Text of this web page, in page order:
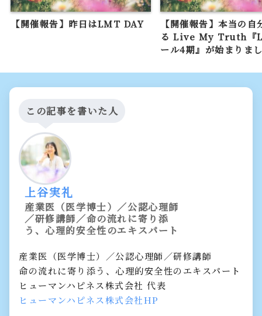
【開催報告】昨日はLMT DAY
【開催報告】本当の自
る Live My Truth『
ール4期』が始まりま
この記事を書いた人
上谷実礼
産業医（医学博士）／公認心理師
／研修講師／命の流れに寄り添
う、心理的安全性のエキスパート
産業医（医学博士）／公認心理師／研修講師
命の流れに寄り添う、心理的安全性のエキスパート
ヒューマンハピネス株式会社 代表
ヒューマンハピネス株式会社HP